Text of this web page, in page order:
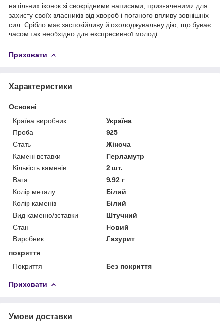
натільних іконок зі своєрідними написами, призначеними для
захисту своїх власників від хвороб і поганого впливу зовнішніх
сил. Срібло має заспокійливу й охолоджувальну дію, що буває
часом так необхідно для експресивної молоді.
Приховати
Характеристики
Основні
Країна виробник
Україна
Проба
925
Стать
Жіноча
Камені вставки
Перламутр
Кількість каменів
2 шт.
Вага
9.92 г
Колір металу
Білий
Колір каменів
Білий
Вид каменю/вставки
Штучний
Стан
Новий
Виробник
Лазурит
покриття
Покриття
Без покриття
Приховати
Умови доставки